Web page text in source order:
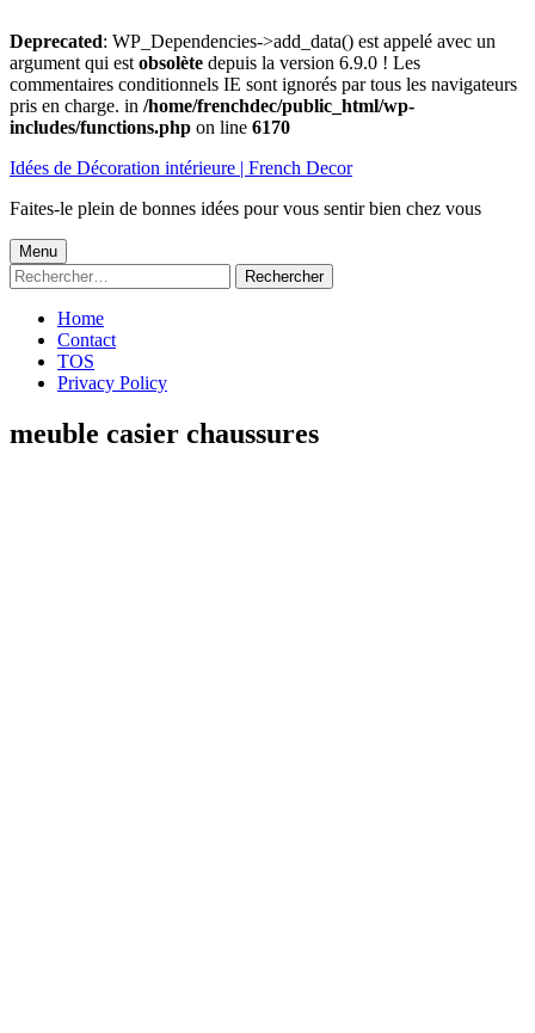
Deprecated: WP_Dependencies->add_data() est appelé avec un
argument qui est obsolète depuis la version 6.9.0 ! Les
commentaires conditionnels IE sont ignorés par tous les navigateurs
pris en charge. in /home/frenchdec/public_html/wp-
includes/functions.php on line 6170
au
Idées de Décoration intérieure | French Decor
Faites-le plein de bonnes idées pour vous sentir bien chez vous
Menu
principal
Menu
Rechercher :
Home
Contact
TOS
Privacy Policy
meuble casier chaussures